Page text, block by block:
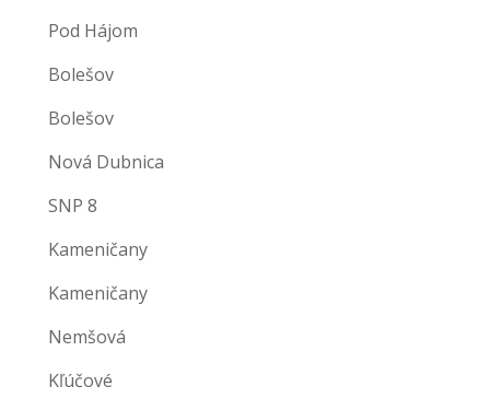
Pod Hájom
Bolešov
Bolešov
Nová Dubnica
SNP 8
Kameničany
Kameničany
Nemšová
Kľúčové